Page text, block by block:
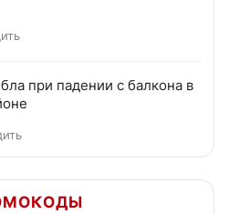
при падении с балкона в